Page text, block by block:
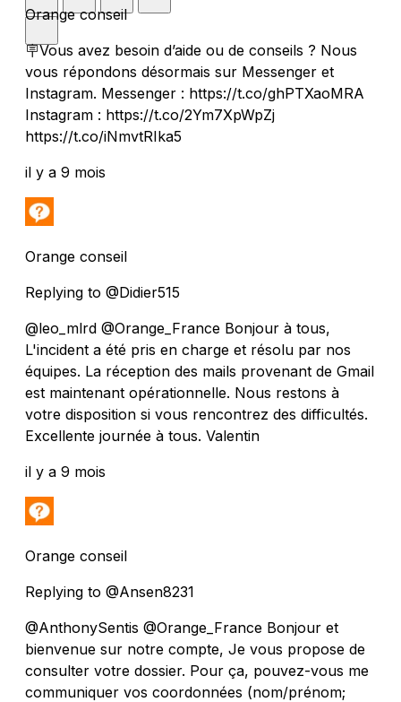
Orange conseil
🪧Vous avez besoin d’aide ou de conseils ? Nous
vous répondons désormais sur Messenger et
Instagram. Messenger : https://t.co/ghPTXaoMRA
Instagram : https://t.co/2Ym7XpWpZj
https://t.co/iNmvtRIka5
il y a 9 mois
Orange conseil
Replying to @Didier515
@leo_mlrd @Orange_France Bonjour à tous,
L'incident a été pris en charge et résolu par nos
équipes. La réception des mails provenant de Gmail
est maintenant opérationnelle. Nous restons à
votre disposition si vous rencontrez des difficultés.
Excellente journée à tous. Valentin
il y a 9 mois
Orange conseil
Replying to @Ansen8231
@AnthonySentis @Orange_France Bonjour et
bienvenue sur notre compte, Je vous propose de
consulter votre dossier. Pour ça, pouvez-vous me
communiquer vos coordonnées (nom/prénom;